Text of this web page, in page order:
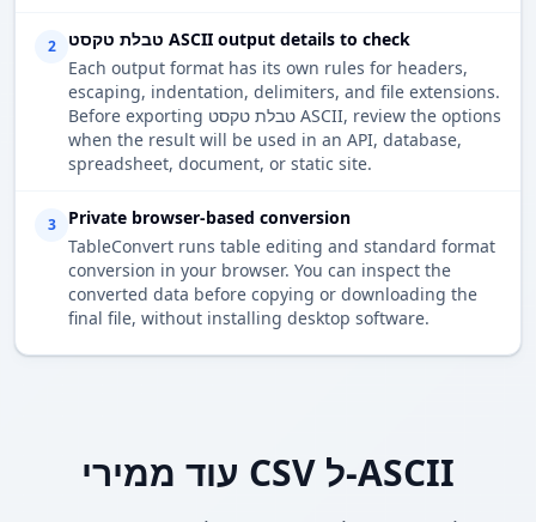
2
טבלת טקסט ASCII output details to check
Each output format has its own rules for headers,
escaping, indentation, delimiters, and file extensions.
Before exporting טבלת טקסט ASCII, review the options
when the result will be used in an API, database,
spreadsheet, document, or static site.
3
Private browser-based conversion
TableConvert runs table editing and standard format
conversion in your browser. You can inspect the
converted data before copying or downloading the
final file, without installing desktop software.
עוד ממירי CSV ל-ASCII